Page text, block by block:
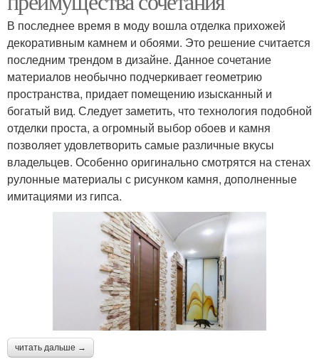
В последнее время в моду вошла отделка прихожей
декоративным камнем и обоями. Это решение считается
последним трендом в дизайне. Данное сочетание
материалов необычно подчеркивает геометрию
пространства, придает помещению изысканный и
богатый вид. Следует заметить, что технология подобной
отделки проста, а огромный выбор обоев и камня
позволяет удовлетворить самые различные вкусы
владельцев. Особенно оригинально смотрятся на стенах
рулонные материалы с рисунком камня, дополненные
имитациями из гипса.
читать дальше →